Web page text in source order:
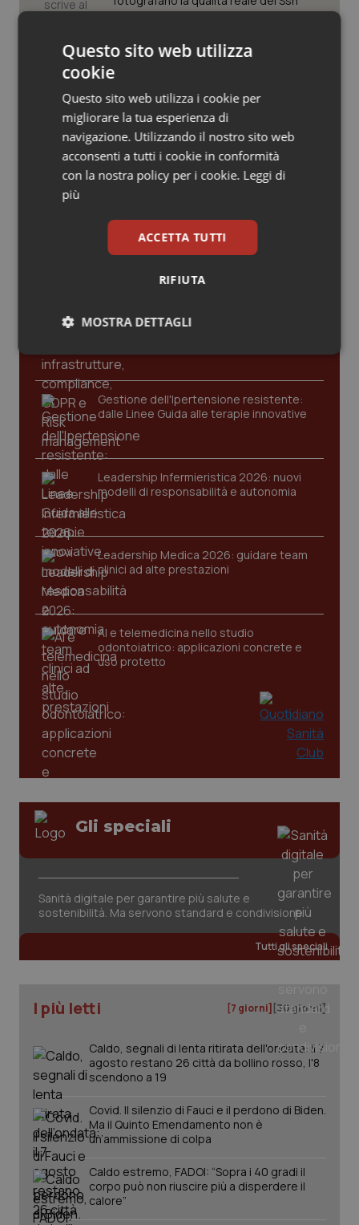
Veneto
Oncoematologia
Psoriasi & pelle
Quotidiano Cardiologia
Quotidiano Oncologia
Salute orale & impianti
Sangue & coagulazione
Tiroide
Tumore al seno
Tumore ovarico
Tumori del Polmone & Testa Collo
Tumori gastrointestinali
Ulcera & Reflusso
Vaccini
Case di comunità. La sfida ora è
punto della Conferenza delle Regioni
San Raffaele di Milano. Ispezioni e
criticità riscontrate, stop al
laboratorio di Embriologia
Ultime analisi e review da QS Pro
Cloud sanitario: infrastrutture,
Gestione dell'Ipertensione resistente:
dalle Linee Guida alle terapie innovative
Leadership Infermieristica 2026: nuovi
modelli di responsabilità e autonomia
Leadership Medica 2026: guidare team
clinici ad alte prestazioni
AI e telemedicina nello studio
odontoiatrico: applicazioni concrete e
uso protetto
Gli speciali
Sanità digitale per garantire più salute e
sostenibilità. Ma servono standard e condivisione
Tutti gli speciali
I più letti [7 giorni] [30 giorni]
Caldo, segnali di lenta ritirata dell'ondata: il 7
agosto restano 26 città da bollino rosso, l'8
scendono a 19
Covid. Il silenzio di Fauci e il perdono di Biden.
Ma il Quinto Emendamento non è
un’ammissione di colpa
Caldo estremo, FADOI: “Sopra i 40 gradi il
corpo può non riuscire più a disperdere il
calore”
Questo sito web utilizza
cookie
Questo sito web utilizza i cookie per
migliorare la tua esperienza di
navigazione. Utilizzando il nostro sito web
acconsenti a tutti i cookie in conformità
con la nostra policy per i cookie. Leggi di
più
ACCETTA TUTTI
RIFIUTA
MOSTRA DETTAGLI
Necessari Statistici Marketing
I cookie necessari contribuiscono a rendere fruibile il
sito web abilitandone funzionalità di base quali la
protette del sito. Il sito web non è in grado di
funzionare correttamente senza questi cookie.
Nome
Fornitore
VISITOR_PRIVACY_METADATA
CookieScriptConsent
CookieScript
5
tracking-sites-ironfish-
tracking-enable
www.quotidianosanita.it
session-id